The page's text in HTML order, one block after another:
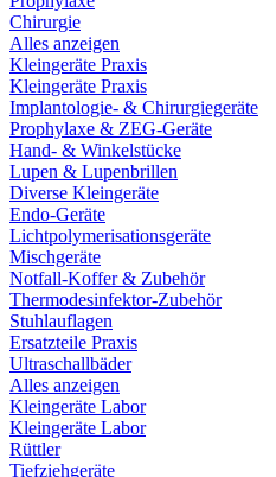
Chirurgie
Alles anzeigen
Kleingeräte Praxis
Kleingeräte Praxis
Implantologie- & Chirurgiegeräte
Prophylaxe & ZEG-Geräte
Hand- & Winkelstücke
Lupen & Lupenbrillen
Diverse Kleingeräte
Endo-Geräte
Lichtpolymerisationsgeräte
Mischgeräte
Notfall-Koffer & Zubehör
Thermodesinfektor-Zubehör
Stuhlauflagen
Ersatzteile Praxis
Ultraschallbäder
Alles anzeigen
Kleingeräte Labor
Kleingeräte Labor
Rüttler
Tiefziehgeräte